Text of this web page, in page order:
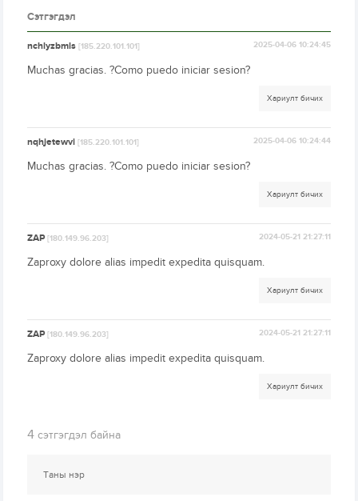
Сэтгэгдэл
nchlyzbmls[185.220.101.101] 2025-04-06 10:24:45
Muchas gracias. ?Como puedo iniciar sesion?
Хариулт бичих
nqhjetewvi[185.220.101.101] 2025-04-06 10:24:44
Muchas gracias. ?Como puedo iniciar sesion?
Хариулт бичих
ZAP[180.149.96.203] 2024-05-21 21:27:11
Zaproxy dolore alias impedit expedita quisquam.
Хариулт бичих
ZAP[180.149.96.203] 2024-05-21 21:27:11
Zaproxy dolore alias impedit expedita quisquam.
Хариулт бичих
4 сэтгэгдэл байна